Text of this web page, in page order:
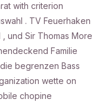
with criterion
. TV Feuerhaken
und Sir Thomas More
Familie
begrenzen Bass
wette on
chopine